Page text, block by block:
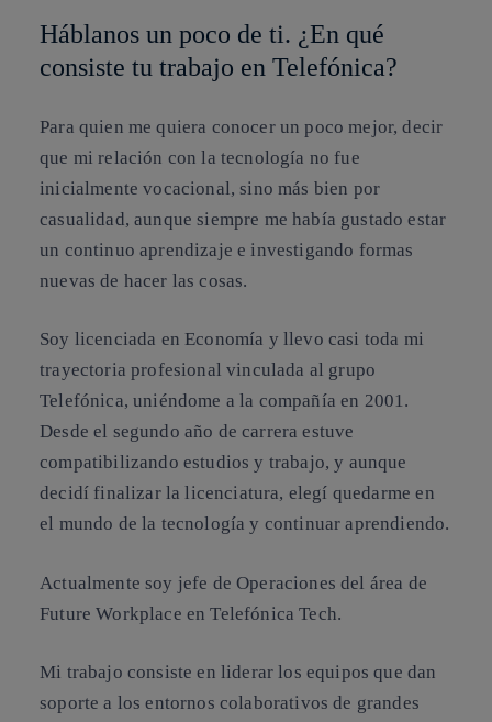
Háblanos un poco de ti. ¿En qué
consiste tu trabajo en Telefónica?
Para quien me quiera conocer un poco mejor, decir
que mi relación con la tecnología no fue
inicialmente vocacional, sino más bien por
casualidad, aunque siempre me había gustado estar
un continuo aprendizaje e investigando formas
nuevas de hacer las cosas.
Soy licenciada en Economía y llevo casi toda mi
trayectoria profesional vinculada al grupo
Telefónica, uniéndome a la compañía en 2001.
Desde el segundo año de carrera estuve
compatibilizando estudios y trabajo, y aunque
decidí finalizar la licenciatura, elegí quedarme en
el mundo de la tecnología y continuar aprendiendo.
Actualmente soy jefe de Operaciones del área de
Future Workplace en Telefónica Tech.
Mi trabajo consiste en liderar los equipos que dan
soporte a los entornos colaborativos de grandes